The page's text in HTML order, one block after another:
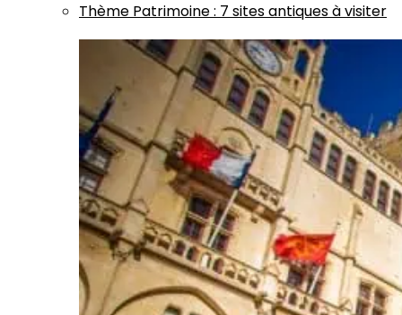
Thème Patrimoine: 7 sites antiques à visiter